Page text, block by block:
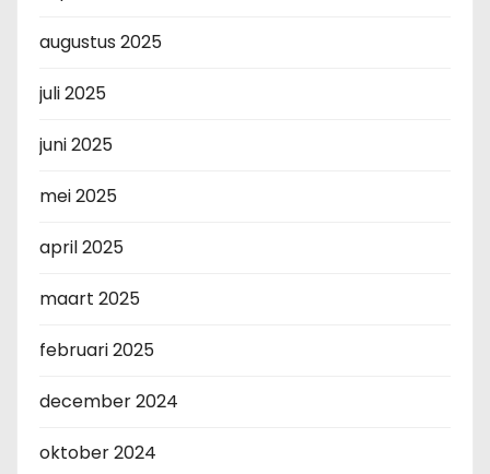
augustus 2025
juli 2025
juni 2025
mei 2025
april 2025
maart 2025
februari 2025
december 2024
oktober 2024